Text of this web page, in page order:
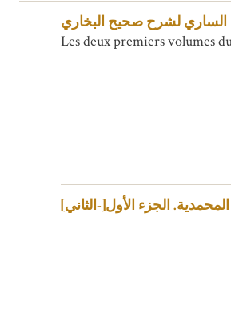
الساري لشرح صحيح البخاري
Les deux premiers volumes
الجزء الأول[-الثاني]